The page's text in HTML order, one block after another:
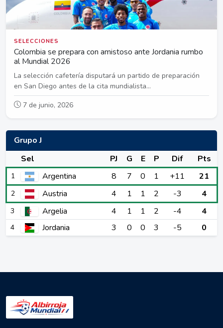
SELECCIONES
Colombia se prepara con amistoso ante Jordania rumbo
al Mundial 2026
La selección cafetería disputará un partido de preparación
en San Diego antes de la cita mundialista...
7 de junio, 2026
Grupo J
Sel
PJ G E P Dif Pts
1 Argentina 8 7 0 1 +11 21
2 Austria 4 1 1 2 -3 4
3 Argelia 4 1 1 2 -4 4
4 Jordania 3 0 0 3 -5 0